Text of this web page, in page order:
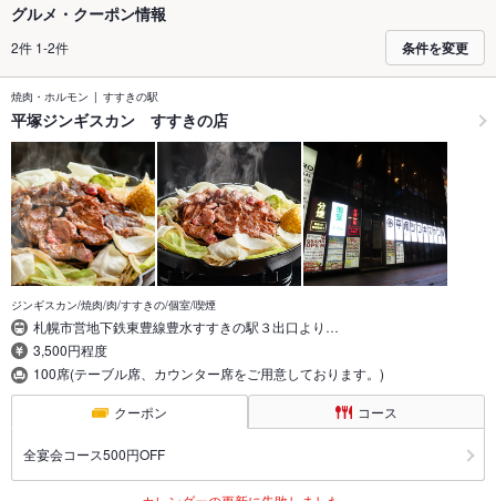
グルメ・クーポン情報
2件 1-2件 条件を変更
焼肉・ホルモン すすきの駅
平塚ジンギスカン すすきの店
ジンギスカン/焼肉/肉/すすきの/個室/喫煙
札幌市営地下鉄東豊線豊水すすきの駅３出口より…
3,500円程度
100席(テーブル席、カウンター席をご用意しております。)
クーポン コース
全宴会コース500円OFF